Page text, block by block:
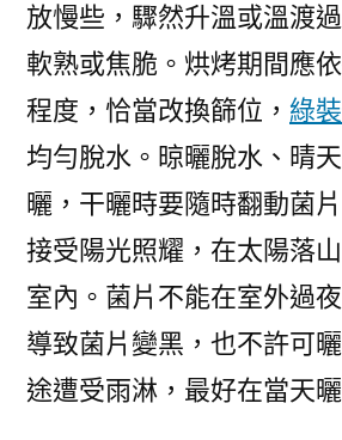
放慢些，驟然升溫或溫渡
軟熟或焦脆。烘烤期間應
程度，恰當改換篩位， 綠
均勻脫水。晾曬脫水、晴
曬，干曬時要隨時翻動菌
接受陽光照耀，在太陽落
室內。菌片不能在室外過
導致菌片變黑，也不許可
途遭受雨淋，最好在當天曬